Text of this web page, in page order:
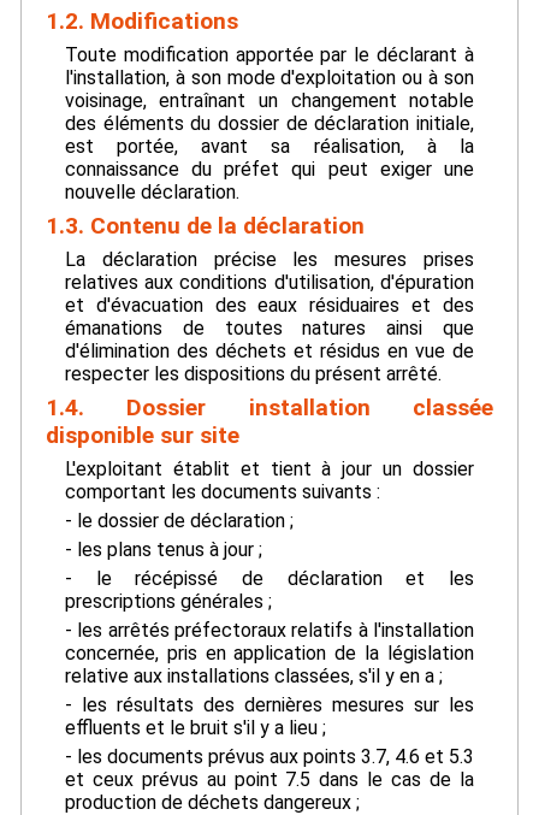
1.2. Modifications
Toute modification apportée par le déclarant à
l'installation, à son mode d'exploitation ou à son
voisinage, entraînant un changement notable
des éléments du dossier de déclaration initiale,
est portée, avant sa réalisation, à la
connaissance du préfet qui peut exiger une
nouvelle déclaration.
1.3. Contenu de la déclaration
La déclaration précise les mesures prises
relatives aux conditions d'utilisation, d'épuration
et d'évacuation des eaux résiduaires et des
émanations de toutes natures ainsi que
d'élimination des déchets et résidus en vue de
respecter les dispositions du présent arrêté.
1.4. Dossier installation classée
disponible sur site
L'exploitant établit et tient à jour un dossier
comportant les documents suivants :
- le dossier de déclaration ;
- les plans tenus à jour ;
- le récépissé de déclaration et les
prescriptions générales ;
- les arrêtés préfectoraux relatifs à l'installation
concernée, pris en application de la législation
relative aux installations classées, s'il y en a ;
- les résultats des dernières mesures sur les
effluents et le bruit s'il y a lieu ;
- les documents prévus aux points 3.7, 4.6 et 5.3
et ceux prévus au point 7.5 dans le cas de la
production de déchets dangereux ;